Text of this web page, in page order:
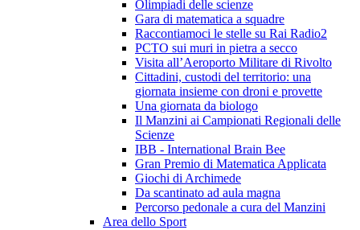
Olimpiadi delle scienze
Gara di matematica a squadre
Raccontiamoci le stelle su Rai Radio2
PCTO sui muri in pietra a secco
Visita all’Aeroporto Militare di Rivolto
Cittadini, custodi del territorio: una
giornata insieme con droni e provette
Una giornata da biologo
Il Manzini ai Campionati Regionali delle
Scienze
IBB - International Brain Bee
Gran Premio di Matematica Applicata
Giochi di Archimede
Da scantinato ad aula magna
Percorso pedonale a cura del Manzini
Area dello Sport